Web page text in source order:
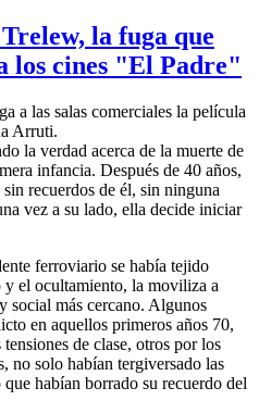
la fuga que
los cines "El Padre"
a las salas comerciales la película
Arruti.
la verdad acerca de la muerte de
infancia. Después de 40 años,
recuerdos de él, sin ninguna
vez a su lado, ella decide iniciar
ferroviario se había tejido
y el ocultamiento, la moviliza a
social más cercano. Algunos
en aquellos primeros años 70,
de clase, otros por los
no solo habían tergiversado las
habían borrado su recuerdo del